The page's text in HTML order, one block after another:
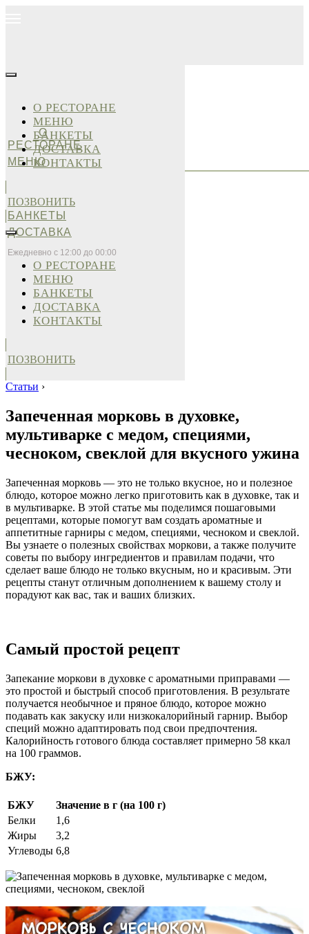
О
РЕСТОРАНЕ
МЕНЮ
БАНКЕТЫ
ДОСТАВКА
Ежедневно с 12:00 до 00:00
О РЕСТОРАНЕ
МЕНЮ
БАНКЕТЫ
ДОСТАВКА
КОНТАКТЫ
ПОЗВОНИТЬ
О РЕСТОРАНЕ
МЕНЮ
БАНКЕТЫ
ДОСТАВКА
КОНТАКТЫ
ПОЗВОНИТЬ
Статьи ›
Запеченная морковь в духовке,
мультиварке с медом, специями,
чесноком, свеклой для вкусного ужина
Запеченная морковь — это не только вкусное, но и полезное
блюдо, которое можно легко приготовить как в духовке, так и
в мультиварке. В этой статье мы поделимся пошаговыми
рецептами, которые помогут вам создать ароматные и
аппетитные гарниры с медом, специями, чесноком и свеклой.
Вы узнаете о полезных свойствах моркови, а также получите
советы по выбору ингредиентов и правилам подачи, что
сделает ваше блюдо не только вкусным, но и красивым. Эти
рецепты станут отличным дополнением к вашему столу и
порадуют как вас, так и ваших близких.
Самый простой рецепт
Запекание моркови в духовке с ароматными приправами —
это простой и быстрый способ приготовления. В результате
получается необычное и пряное блюдо, которое можно
подавать как закуску или низкокалорийный гарнир. Выбор
специй можно адаптировать под свои предпочтения.
Калорийность готового блюда составляет примерно 58 ккал
на 100 граммов.
БЖУ:
БЖУ
Значение в г (на 100 г)
Белки
1,6
Жиры
3,2
Углеводы 6,8